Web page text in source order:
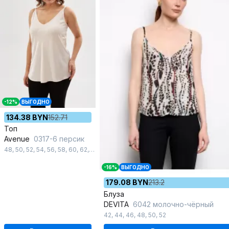
-12% ВЫГОДНО
134.38 BYN152.71
Топ
Avenue 0317-6 персик
48, 50, 52, 54, 56, 58, 60, 62, 64 70,72
-16% ВЫГОДНО
179.08 BYN213.2
Блуза
DEVITA 6042 молочно-чёрный
42, 44, 46, 48, 50, 52